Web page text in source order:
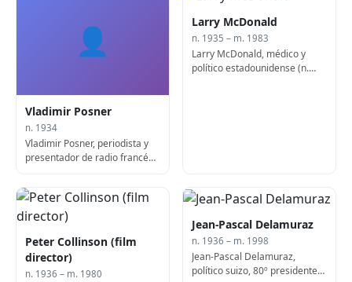
👤
Vladimir Posner
n. 1934
Vladimir Posner, periodista y
presentador de radio francés-
Larry McDonald
n. 1935 – m. 1983
Larry McDonald, médico y
político estadounidense (n.
Peter Collinson (film
director)
n. 1936 – m. 1980
Jean-Pascal Delamuraz
n. 1936 – m. 1998
Jean-Pascal Delamuraz,
político suizo, 80º presidente